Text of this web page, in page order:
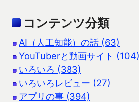
コンテンツ分類
AI（人工知能）の話 (63)
YouTuberと動画サイト (104)
いろいろ (383)
いろいろレビュー (27)
アプリの事 (394)